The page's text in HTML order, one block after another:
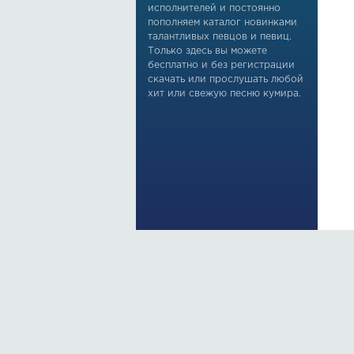
исполнителей и постоянно
пополняем каталог новинками
талантливых певцов и певиц.
Только здесь вы можете
бесплатно и без регистрации
скачать или прослушать любой
хит или свежую песню кумира.